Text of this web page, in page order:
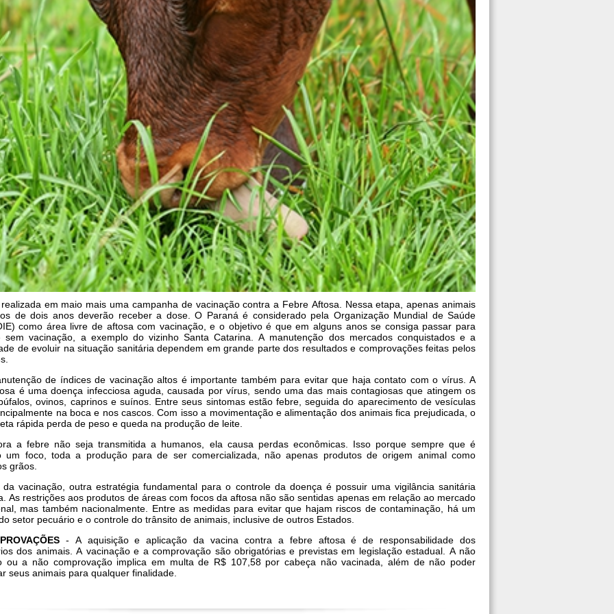
em maio mais uma campanha de vacinação contra a Febre Aftosa. Nessa etapa, apenas animais
de dois anos deverão receber a dose. O Paraná é considerado pela Organização Mundial de Saúde
como área livre de aftosa com vacinação, e o objetivo é que em alguns anos se consiga passar para
sem vacinação, a exemplo do vizinho Santa Catarina. A manutenção dos mercados conquistados e a
de evoluir na situação sanitária dependem em grande parte dos resultados e comprovações feitas pelos
de índices de vacinação altos é importante também para evitar que haja contato com o vírus. A
é uma doença infecciosa aguda, causada por vírus, sendo uma das mais contagiosas que atingem os
ovinos, caprinos e suínos. Entre seus sintomas estão febre, seguida do aparecimento de vesículas
na boca e nos cascos. Com isso a movimentação e alimentação dos animais fica prejudicada, o
rápida perda de peso e queda na produção de leite.
a febre não seja transmitida a humanos, ela causa perdas econômicas. Isso porque sempre que é
um foco, toda a produção para de ser comercializada, não apenas produtos de origem animal como
grãos.
da vacinação, outra estratégia fundamental para o controle da doença é possuir uma vigilância sanitária
As restrições aos produtos de áreas com focos da aftosa não são sentidas apenas em relação ao mercado
mas também nacionalmente. Entre as medidas para evitar que hajam riscos de contaminação, há um
setor pecuário e o controle do trânsito de animais, inclusive de outros Estados.
- A aquisição e aplicação da vacina contra a febre aftosa é de responsabilidade dos
dos animais. A vacinação e a comprovação são obrigatórias e previstas em legislação estadual. A não
ou a não comprovação implica em multa de R$ 107,58 por cabeça não vacinada, além de não poder
seus animais para qualquer finalidade.